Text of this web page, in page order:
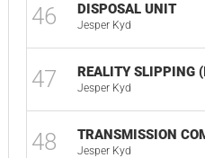
46 DISPOSAL UNIT
Jesper Kyd
47 REALITY SLIPPING
Jesper Kyd
48 TRANSMISSION
Jesper Kyd